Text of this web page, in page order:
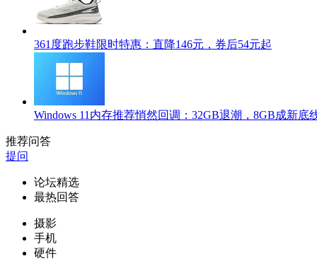
361度跑步鞋限时特惠：直降146元，券后54元起
Windows 11内存推荐悄然回调：32GB退潮，8GB成新底
推荐问答
提问
论坛精选
最热回答
摄影
手机
硬件